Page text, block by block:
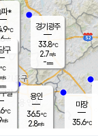
용인
36.5℃
2.8m/s
경기광주
33.8℃
2.7m/s
-mm
마장
35.6℃
파*
℃
m/s
mm
갈
℃
m/s
구
℃
s
mm